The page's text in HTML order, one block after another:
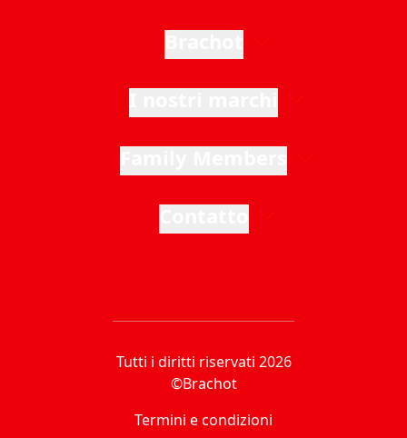
Tutti i diritti riservati 2026
©Brachot
Termini e condizioni